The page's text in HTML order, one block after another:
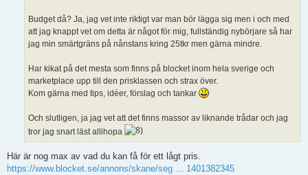
Budget då? Ja, jag vet inte riktigt var man bör lägga sig men i och med
att jag knappt vet om detta är något för mig, fullständig nybörjare så har
jag min smärtgräns på nånstans kring 25tkr men gärna mindre.
Har kikat på det mesta som finns på blocket inom hela sverige och
marketplace upp till den prisklassen och strax över.
Kom gärna med tips, idéer, förslag och tankar
Och slutligen, ja jag vet att det finns massor av liknande trådar och jag
tror jag snart läst allihopa
Här är nog max av vad du kan få för ett lågt pris.
https://www.blocket.se/annons/skane/seg ... 1401382345